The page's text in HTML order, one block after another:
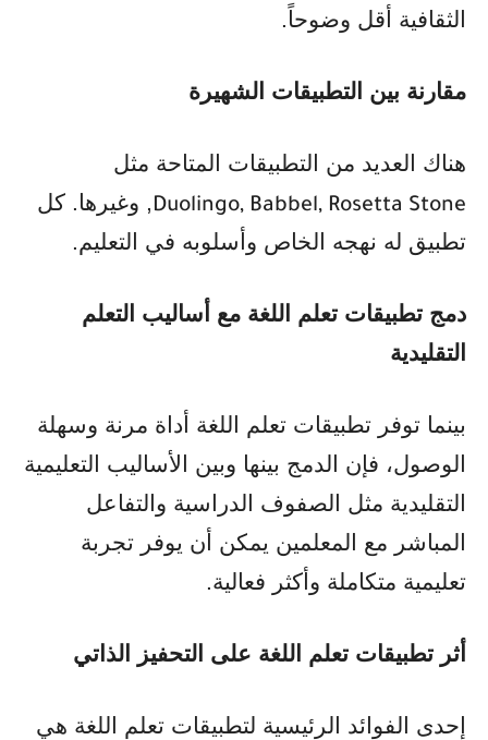
الثقافية أقل وضوحاً.
مقارنة بين التطبيقات الشهيرة
هناك العديد من التطبيقات المتاحة مثل
Duolingo, Babbel, Rosetta Stone, وغيرها. كل
تطبيق له نهجه الخاص وأسلوبه في التعليم.
دمج تطبيقات تعلم اللغة مع أساليب التعلم
التقليدية
بينما توفر تطبيقات تعلم اللغة أداة مرنة وسهلة
الوصول، فإن الدمج بينها وبين الأساليب التعليمية
التقليدية مثل الصفوف الدراسية والتفاعل
المباشر مع المعلمين يمكن أن يوفر تجربة
تعليمية متكاملة وأكثر فعالية.
أثر تطبيقات تعلم اللغة على التحفيز الذاتي
إحدى الفوائد الرئيسية لتطبيقات تعلم اللغة هي